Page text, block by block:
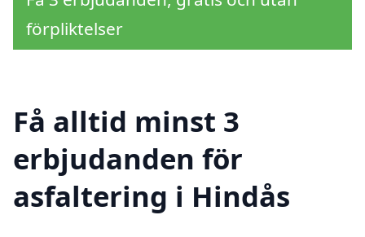
förpliktelser
Få alltid minst 3
erbjudanden för
asfaltering i Hindås